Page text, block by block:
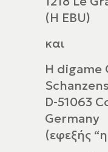
(Η EBU)
και
Η digame
D-51063
Germany
(εφεξής